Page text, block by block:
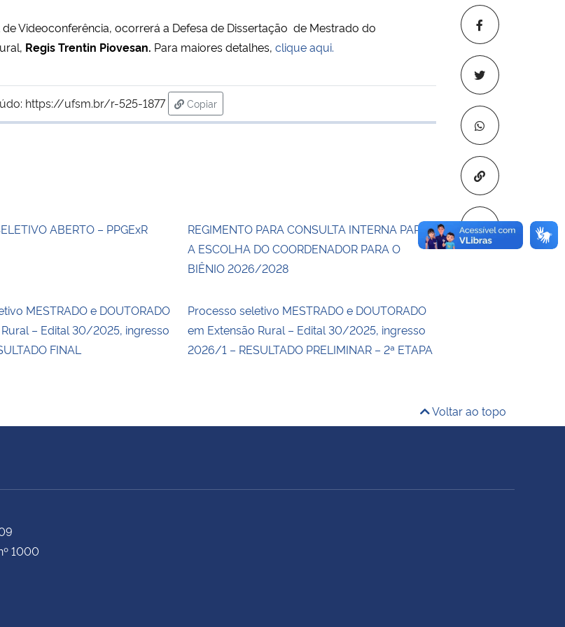
Copiar para
Videoconferência, ocorrerá a Defesa de Dissertação de Mestrado do
Regis Trentin Piovesan. Para maiores detalhes, clique aqui.
https://ufsm.br/r-525-1877
Copiar
para área de transferência
ABERTO – PPGExR
REGIMENTO PARA CONSULTA INTERNA PARA
A ESCOLHA DO COORDENADOR PARA O
BIÊNIO 2026/2028
MESTRADO e DOUTORADO
– Edital 30/2025, ingresso
FINAL
Processo seletivo MESTRADO e DOUTORADO
em Extensão Rural – Edital 30/2025, ingresso
2026/1 – RESULTADO PRELIMINAR – 2ª ETAPA
Voltar ao topo
1000